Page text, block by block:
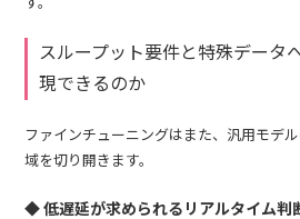
スループット要件と特殊デー
現できるのか
ファインチューニングはまた、汎用モデ
域を切り開きます。
◆ 低遅延が求められるリアルタイム判